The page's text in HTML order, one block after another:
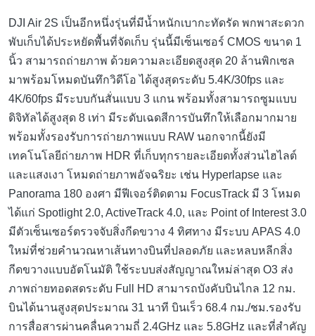
DJI Air 2S เป็นอีกหนึ่งรุ่นที่มีน้ำหนักเบากะทัดรัด พกพาสะดวก
พับเก็บได้ประหยัดพื้นที่จัดเก็บ รุ่นนี้มีเซ็นเซอร์ CMOS ขนาด 1
นิ้ว สามารถถ่ายภาพ ด้วยความละเอียดสูงสุด 20 ล้านพิกเซล
มาพร้อมโหมดบันทึกวิดีโอ ได้สูงสุดระดับ 5.4K/30fps และ
4K/60fps มีระบบกันสั่นแบบ 3 แกน พร้อมทั้งสามารถซูมแบบ
ดิจิทัลได้สูงสุด 8 เท่า มีระดับเฉดสีการบันทึกให้เลือกมากมาย
พร้อมทั้งรองรับการถ่ายภาพแบบ RAW นอกจากนี้ยังมี
เทคโนโลยีถ่ายภาพ HDR ที่เก็บทุกรายละเอียดทั้งส่วนไฮไลต์
และแสงเงา โหมดถ่ายภาพอัจฉริยะ เช่น Hyperlapse และ
Panorama 180 องศา มีฟีเจอร์ติดตาม FocusTrack มี 3 โหมด
ได้แก่ Spotlight 2.0, ActiveTrack 4.0, และ Point of Interest 3.0
มีตัวเซ็นเซอร์ตรวจจับสิ่งกีดขวาง 4 ทิศทาง มีระบบ APAS 4.0
ใหม่ที่ช่วยคำนวณหาเส้นทางบินที่ปลอดภัย และหลบหลีกสิ่ง
กีดขวางแบบอัตโนมัติ ใช้ระบบส่งสัญญาณใหม่ล่าสุด O3 ส่ง
ภาพถ่ายทอดสดระดับ Full HD สามารถบังคับบินไกล 12 กม.
บินได้นานสูงสุดประมาณ 31 นาที บินเร็ว 68.4 กม./ชม.รองรับ
การสื่อสารผ่านคลื่นความถี่ 2.4GHz และ 5.8GHz และที่สำคัญ